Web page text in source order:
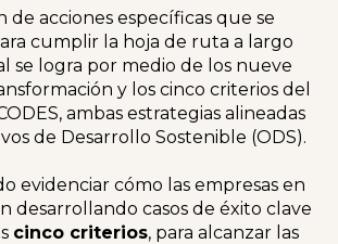
de acciones específicas que se
cumplir la hoja de ruta a largo
se logra por medio de los nueve
y los cinco criterios del
ambas estrategias alineadas
de Desarrollo Sostenible (ODS).
evidenciar cómo las empresas en
desarrollando casos de éxito clave
cinco criterios, para alcanzar las